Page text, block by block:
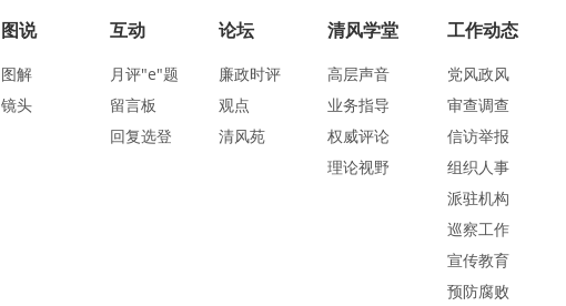
图说
图解
镜头
互动
月评"e"题
留言板
回复选登
论坛
廉政时评
观点
清风苑
清风学堂
高层声音
业务指导
权威评论
理论视野
工作动态
党风政风
审查调查
信访举报
组织人事
派驻机构
巡察工作
宣传教育
预防腐败